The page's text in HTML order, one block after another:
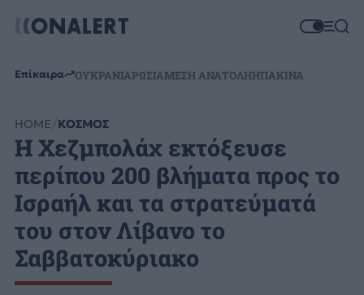
Επίκαιρα ΟΥΚΡΑΝΙΑΡΩΣΙΑΜΕΣΗ ΑΝΑΤΟΛΗΗΠΑΚΙΝΑ
HOME ΚΟΣΜΟΣ
Η Χεζμπολάχ εκτόξευσε
περίπου 200 βλήματα προς το
Ισραήλ και τα στρατεύματά
του στον Λίβανο το
Σαββατοκύριακο